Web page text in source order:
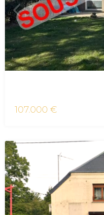
107.000 €